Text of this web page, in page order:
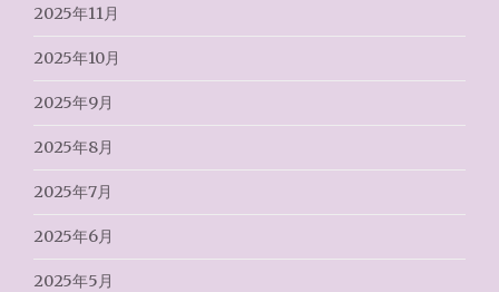
2025年11月
2025年10月
2025年9月
2025年8月
2025年7月
2025年6月
2025年5月